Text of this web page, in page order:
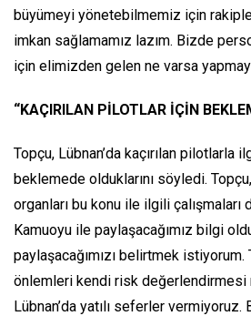
büyümeyi yönetebilmemiz için
imkan sağlamamız lazım. Bizde
için elimizden gelen ne varsa
“KAÇIRILAN PİLOTLAR İÇİN
Topçu, Lübnan’da kaçırılan pilotlarla
beklemede olduklarını söyledi.
organları bu konu ile ilgili çalışmaları
Kamuoyu ile paylaşacağımız bilgi
paylaşacağımızı belirtmek istiyorum.
önlemleri kendi risk değerlendirmesi
Lübnan’da yatılı seferler vermiyoruz.